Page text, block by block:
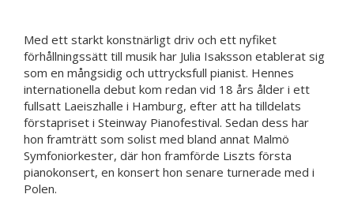
Med ett starkt konstnärligt driv och ett nyfiket
förhållningssätt till musik har Julia Isaksson etablerat sig
som en mångsidig och uttrycksfull pianist. Hennes
internationella debut kom redan vid 18 års ålder i ett
fullsatt Laeiszhalle i Hamburg, efter att ha tilldelats
förstapriset i Steinway Pianofestival. Sedan dess har
hon framträtt som solist med bland annat Malmö
Symfoniorkester, där hon framförde Liszts första
pianokonsert, en konsert hon senare turnerade med i
Polen.